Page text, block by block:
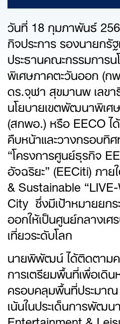
วันที่ 18 กุมภาพันธ์
กิจประการ รองนายกรั
ประธานคณะกรรมการ
พิเศษภาคตะวันออก (
ดร.จุฬา สุขมานพ เลข
นโยบายเขตพัฒนาพิเศ
(สกพอ.) หรือ EECO
คืบหน้าและวางกรอบ
“โครงการศูนย์ธุรกิจ
อัจฉริยะ” (EECiti) ภา
& Sustainable
City ซึ่งมีเป้าหมายยก
ออกให้เป็นศูนย์กลางเ
เที่ยวระดับโลก
นายพิพัฒน์ ได้ติดตาม
การเตรียมพื้นที่เพื่อเดิ
ครอบคลุมพื้นที่ประมาณ
เน้นในประเด็นการพัฒ